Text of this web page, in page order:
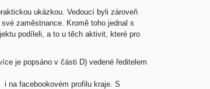
ukázkou. Vedoucí byli zároveň
zaměstnance. Kromě toho jednal s
podíleli, a to u těch aktivit, které pro
je popsáno v části D) vedené ředitelem
na facebookovém profilu kraje. S